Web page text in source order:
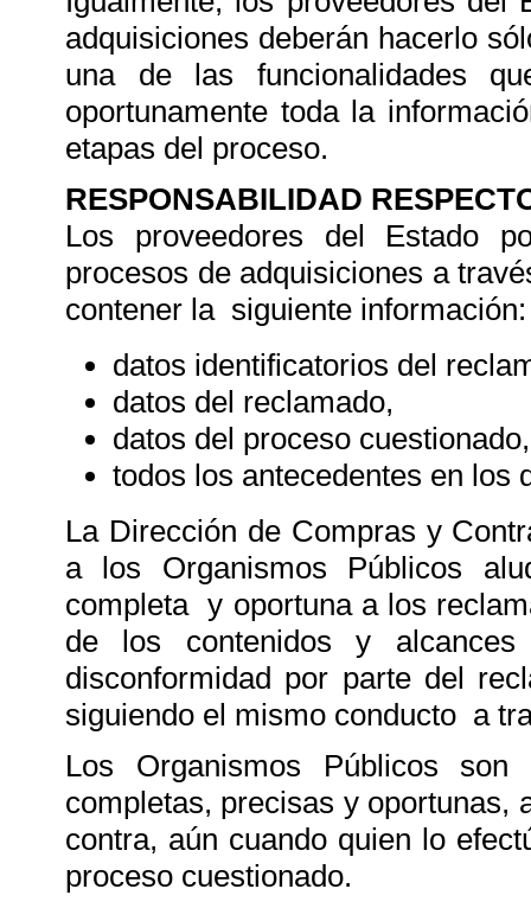
adquisiciones deberán hacerlo
una de las funcionalidades
oportunamente toda la
etapas del proceso.
RESPONSABILIDAD
Los proveedores del Estado
procesos de adquisiciones a
contener la siguiente información:
datos identificatorios del
datos del reclamado,
datos del proceso
todos los antecedentes en los
La Dirección de Compras y
a los Organismos Públicos
completa y oportuna a los
de los contenidos y
disconformidad por parte del
siguiendo el mismo conducto a
Los Organismos Públicos
completas, precisas y oportunas,
contra, aún cuando quien lo
proceso cuestionado.